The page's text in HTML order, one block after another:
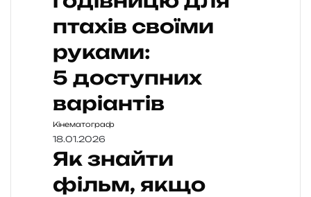
птахів своїми
руками:
5 доступних
варіантів
Кінематограф
18.01.2026
Як знайти
фільм, якщо